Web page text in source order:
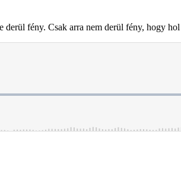
derül fény. Csak arra nem derül fény, hogy